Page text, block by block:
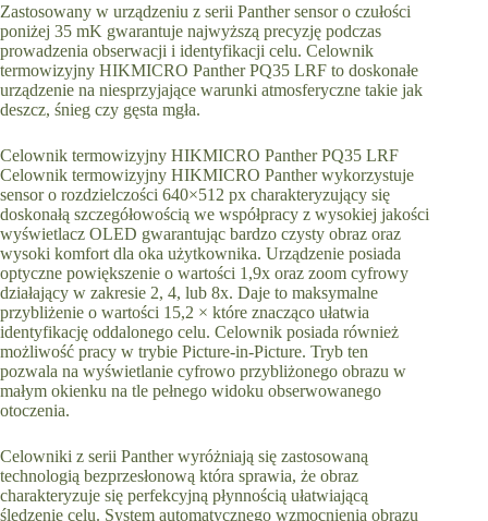
Zastosowany w urządzeniu z serii Panther sensor o czułości
poniżej 35 mK gwarantuje najwyższą precyzję podczas
prowadzenia obserwacji i identyfikacji celu. Celownik
termowizyjny HIKMICRO Panther PQ35 LRF to doskonałe
urządzenie na niesprzyjające warunki atmosferyczne takie jak
deszcz, śnieg czy gęsta mgła.
Celownik termowizyjny HIKMICRO Panther PQ35 LRF
Celownik termowizyjny HIKMICRO Panther wykorzystuje
sensor o rozdzielczości 640×512 px charakteryzujący się
doskonałą szczegółowością we współpracy z wysokiej jakości
wyświetlacz OLED gwarantując bardzo czysty obraz oraz
wysoki komfort dla oka użytkownika. Urządzenie posiada
optyczne powiększenie o wartości 1,9x oraz zoom cyfrowy
działający w zakresie 2, 4, lub 8x. Daje to maksymalne
przybliżenie o wartości 15,2 × które znacząco ułatwia
identyfikację oddalonego celu. Celownik posiada również
możliwość pracy w trybie Picture-in-Picture. Tryb ten
pozwala na wyświetlanie cyfrowo przybliżonego obrazu w
małym okienku na tle pełnego widoku obserwowanego
otoczenia.
Celowniki z serii Panther wyróżniają się zastosowaną
technologią bezprzesłonową która sprawia, że obraz
charakteryzuje się perfekcyjną płynnością ułatwiającą
śledzenie celu. System automatycznego wzmocnienia obrazu